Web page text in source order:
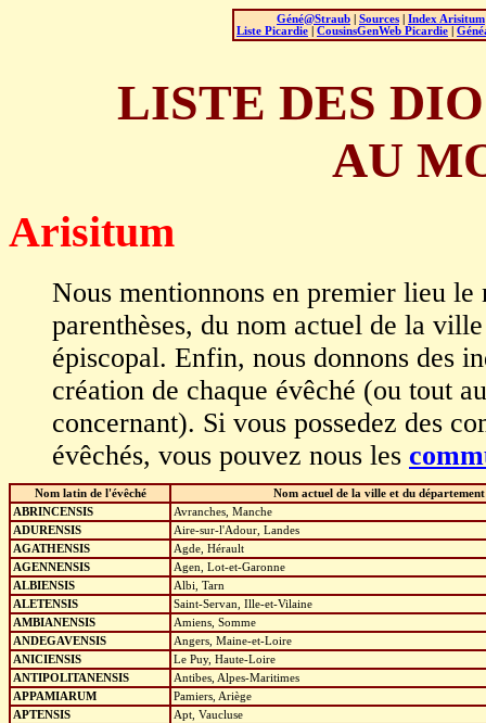
Géné@Straub Sources Index Arisitum
Liste Picardie
CousinsGenWeb Picardie
LISTE DES
AU
Arisitum
Nous mentionnons en premier lieu
parenthèses, du nom actuel de la
épiscopal. Enfin, nous donnons des
création de chaque évêché (ou tout
concernant). Si vous possedez des
évêchés, vous pouvez nous les
Nom latin de l'évêché
Nom actuel de la ville et du département
ABRINCENSIS
Avranches, Manche
ADURENSIS
Aire-sur-l'Adour, Landes
AGATHENSIS
Agde, Hérault
AGENNENSIS
Agen, Lot-et-Garonne
ALBIENSIS
Albi, Tarn
ALETENSIS
Saint-Servan, Ille-et-Vilaine
AMBIANENSIS
Amiens, Somme
ANDEGAVENSIS
Angers, Maine-et-Loire
ANICIENSIS
Le Puy, Haute-Loire
ANTIPOLITANENSIS
Antibes, Alpes-Maritimes
APPAMIARUM
Pamiers, Ariège
APTENSIS
Apt, Vaucluse